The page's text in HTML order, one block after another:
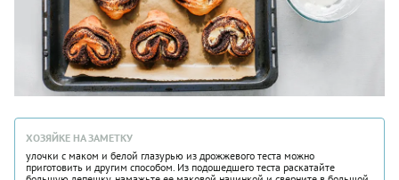
ХОЗЯЙКЕ НА ЗАМЕТКУ
улочки с маком и белой глазурью из дрожжевого теста можно
приготовить и другим способом. Из подошедшего теста раскатайте